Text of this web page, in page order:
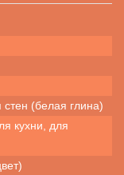
(белая глина)
кухни, для